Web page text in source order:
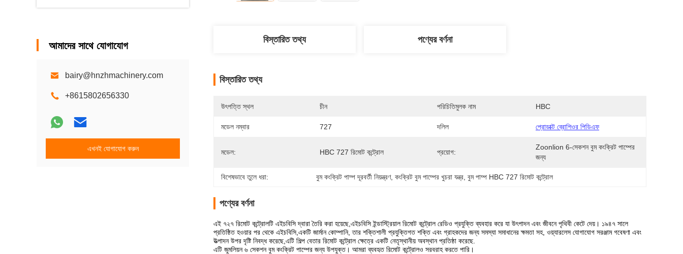
আমাদের সাথে যোগাযোগ
bairy@hnzhmachinery.com
+8615802656330
এখনই যোগাযোগ করুন
বিস্তারিত তথ্য পণ্যের বর্ণনা
বিস্তারিত তথ্য
উৎপত্তি স্থল চীন পরিচিতিমুলক নাম HBC
মডেল নম্বার 727 দলিল প্রোডাক্ট ব্রোশিওর পিডিএফ
মডেল: HBC 727 রিমোট কন্ট্রোল প্রয়োগ:
Zoonlion 6-সেকশন বুম কংক্রিট পাম্পের
জন্য
বিশেষভাবে তুলে ধরা: বুম কংক্রিট পাম্প দূরবর্তী নিয়ন্ত্রণ, কংক্রিট বুম পাম্পের খুচরা যন্ত্র , বুম পাম্প HBC 727 রিমোট কন্ট্রোল
পণ্যের বর্ণনা
এই ৭২৭ রিমোট কন্ট্রোলটি এইচবিসি দ্বারা তৈরি করা হয়েছে,এইচবিসি ইন্ডাস্ট্রিয়াল রিমোট কন্ট্রোল রেডিও প্রযুক্তি ব্যবহার করে যা উৎপাদন এবং জীবনে পৃথিবী কেটে দেয়। ১৯৪৭ সালে
প্রতিষ্ঠিত হওয়ার পর থেকে এইচবিসি,একটি জার্মান কোম্পানি, তার শক্তিশালী প্রযুক্তিগত শক্তি এবং গ্রাহকদের জন্য সমস্যা সমাধানের ক্ষমতা সহ, ওয়্যারলেস যোগাযোগ সরঞ্জাম গবেষণা এবং
উত্পাদন উপর দৃষ্টি নিবদ্ধ করেছে,এটি শিল্প বেতার রিমোট কন্ট্রোল ক্ষেত্রে একটি নেতৃস্থানীয় অবস্থান প্রতিষ্ঠা করেছে.
এটি জুমলিয়ন ৬ সেকশন বুম কংক্রিট পাম্পের জন্য উপযুক্ত। আমরা ব্যবহৃত রিমোট কন্ট্রোলও সরবরাহ করতে পারি।